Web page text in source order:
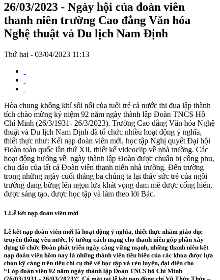
26/03/2023 - Ngày hội của đoàn viên
thanh niên trường Cao đẳng Văn hóa
Nghệ thuật và Du lịch Nam Định
Thứ hai - 03/04/2023 11:13
Hòa chung không khí sôi nổi của tuổi trẻ cả nước thi đua lập thành
tích chào mừng kỷ niệm 92 năm ngày thành lập Đoàn TNCS Hồ
Chí Minh (26/3/1931- 26/3/2023). Trường Cao đẳng Văn hóa Nghệ
thuật và Du lịch Nam Định đã tổ chức nhiều hoạt động ý nghĩa,
thiết thực như: Kết nạp đoàn viên mới, học tập Nghị quyết Đại hội
Đoàn toàn quốc lần thứ XII, thiết kế videoclip về nhà trường. Các
hoạt động hướng về ngày thành lập Đoàn được chuẩn bị công phu,
chu đáo của tất cả Đoàn viên thanh niên nhà trường. Đến trường
trong những ngày cuối tháng ba chúng ta lại thấy sức trẻ của ngôi
trường đang bừng lên ngọn lửa khát vọng đam mê được cống hiến,
được sáng tạo, được học tập và làm theo lời Bác.
1.Lễ kết nạp đoàn viên mới
Lễ kết nạp đoàn viên mới là hoạt động ý nghĩa, thiết thực nhằm giáo dục
truyền thống yêu nước, lý tưởng cách mạng cho thanh niên góp phần xây
dựng tổ chức Đoàn phát triển ngày càng vững mạnh, những thanh niên kết
nạp đoàn viên hôm nay là những thành viên tiêu biểu của các khoa được lựa
chọn kỹ càng trên tiêu chí cụ thể về học tập và rèn luyện, đại diện cho
“Lớp đoàn viên 92 năm ngày thành lập Đoàn TNCS hồ Chí Minh